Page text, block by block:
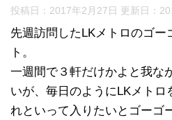
投稿日：2017年2月27日 更新日：
先週訪問したLKメトロのゴー
ト。
一週間で３軒だけかよと我な
いが、毎日のようにLKメトロ
れといって入りたいとゴーゴ